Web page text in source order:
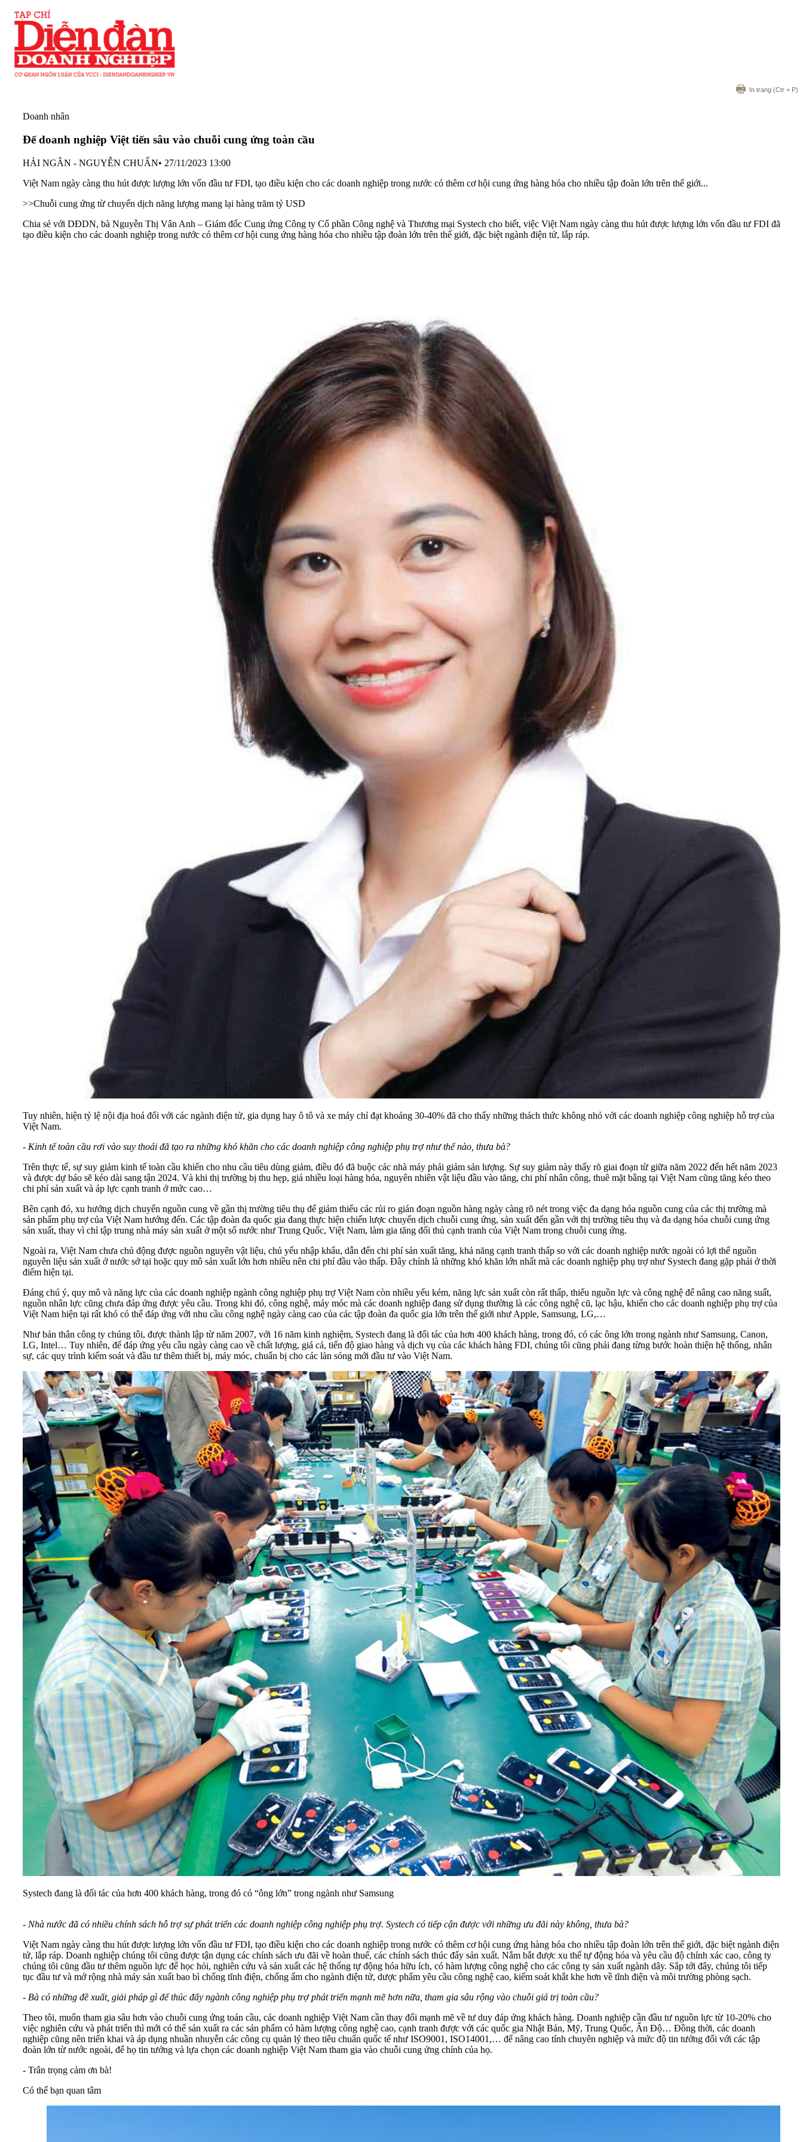
In trang (Ctr + P)
Doanh nhân
Để doanh nghiệp Việt tiến sâu vào chuỗi cung ứng toàn cầu
HẢI NGÂN - NGUYỄN CHUẨN• 27/11/2023 13:00
Việt Nam ngày càng thu hút được lượng lớn vốn đầu tư FDI, tạo điều kiện cho các doanh nghiệp trong nước có thêm cơ hội cung ứng hàng hóa cho nhiều tập đoàn lớn trên thế giới...
>>Chuỗi cung ứng từ chuyển dịch năng lượng mang lại hàng trăm tỷ USD
Chia sẻ với DĐDN, bà Nguyễn Thị Vân Anh – Giám đốc Cung ứng Công ty Cổ phần Công nghệ và Thương mại Systech cho biết, việc Việt Nam ngày càng thu hút được lượng lớn vốn đầu tư FDI đã
tạo điều kiện cho các doanh nghiệp trong nước có thêm cơ hội cung ứng hàng hóa cho nhiều tập đoàn lớn trên thế giới, đặc biệt ngành điện tử, lắp ráp.
Tuy nhiên, hiện tỷ lệ nội địa hoá đối với các ngành điện tử, gia dụng hay ô tô và xe máy chỉ đạt khoảng 30-40% đã cho thấy những thách thức không nhỏ với các doanh nghiệp công nghiệp hỗ trợ của
Việt Nam.
- Kinh tế toàn cầu rơi vào suy thoái đã tạo ra những khó khăn cho các doanh nghiệp công nghiệp phụ trợ như thế nào, thưa bà?
Trên thực tế, sự suy giảm kinh tế toàn cầu khiến cho nhu cầu tiêu dùng giảm, điều đó đã buộc các nhà máy phải giảm sản lượng. Sự suy giảm này thấy rõ giai đoạn từ giữa năm 2022 đến hết năm 2023
và được dự báo sẽ kéo dài sang tận 2024. Và khi thị trường bị thu hẹp, giá nhiều loại hàng hóa, nguyên nhiên vật liệu đầu vào tăng, chi phí nhân công, thuê mặt bằng tại Việt Nam cũng tăng kéo theo
chi phí sản xuất và áp lực cạnh tranh ở mức cao…
Bên cạnh đó, xu hướng dịch chuyển nguồn cung về gần thị trường tiêu thụ để giảm thiểu các rủi ro gián đoạn nguồn hàng ngày càng rõ nét trong việc đa dạng hóa nguồn cung của các thị trường mà
sản phẩm phụ trợ của Việt Nam hướng đến. Các tập đoàn đa quốc gia đang thực hiện chiến lược chuyển dịch chuỗi cung ứng, sản xuất đến gần với thị trường tiêu thụ và đa dạng hóa chuỗi cung ứng
sản xuất, thay vì chỉ tập trung nhà máy sản xuất ở một số nước như Trung Quốc, Việt Nam, làm gia tăng đối thủ cạnh tranh của Việt Nam trong chuỗi cung ứng.
Ngoài ra, Việt Nam chưa chủ động được nguồn nguyên vật liệu, chủ yếu nhập khẩu, dẫn đến chi phí sản xuất tăng, khả năng cạnh tranh thấp so với các doanh nghiệp nước ngoài có lợi thế nguồn
nguyên liệu sản xuất ở nước sở tại hoặc quy mô sản xuất lớn hơn nhiều nên chi phí đầu vào thấp. Đây chính là những khó khăn lớn nhất mà các doanh nghiệp phụ trợ như Systech đang gặp phải ở thời
điểm hiện tại.
Đáng chú ý, quy mô và năng lực của các doanh nghiệp ngành công nghiệp phụ trợ Việt Nam còn nhiều yếu kém, năng lực sản xuất còn rất thấp, thiếu nguồn lực và công nghệ để nâng cao năng suất,
nguồn nhân lực cũng chưa đáp ứng được yêu cầu. Trong khi đó, công nghệ, máy móc mà các doanh nghiệp đang sử dụng thường là các công nghệ cũ, lạc hậu, khiến cho các doanh nghiệp phụ trợ của
Việt Nam hiện tại rất khó có thể đáp ứng với nhu cầu công nghệ ngày càng cao của các tập đoàn đa quốc gia lớn trên thế giới như Apple, Samsung, LG,…
Như bản thân công ty chúng tôi, được thành lập từ năm 2007, với 16 năm kinh nghiệm, Systech đang là đối tác của hơn 400 khách hàng, trong đó, có các ông lớn trong ngành như Samsung, Canon,
LG, Intel… Tuy nhiên, để đáp ứng yêu cầu ngày càng cao về chất lượng, giá cả, tiến độ giao hàng và dịch vụ của các khách hàng FDI, chúng tôi cũng phải đang từng bước hoàn thiện hệ thống, nhân
sự, các quy trình kiểm soát và đầu tư thêm thiết bị, máy móc, chuẩn bị cho các làn sóng mới đầu tư vào Việt Nam.
Systech đang là đối tác của hơn 400 khách hàng, trong đó có “ông lớn” trong ngành như Samsung
- Nhà nước đã có nhiều chính sách hỗ trợ sự phát triển các doanh nghiệp công nghiệp phụ trợ. Systech có tiếp cận được với những ưu đãi này không, thưa bà?
Việt Nam ngày càng thu hút được lượng lớn vốn đầu tư FDI, tạo điều kiện cho các doanh nghiệp trong nước có thêm cơ hội cung ứng hàng hóa cho nhiều tập đoàn lớn trên thế giới, đặc biệt ngành điện
tử, lắp ráp. Doanh nghiệp chúng tôi cũng được tận dụng các chính sách ưu đãi về hoàn thuế, các chính sách thúc đẩy sản xuất. Nắm bắt được xu thế tự động hóa và yêu cầu độ chính xác cao, công ty
chúng tôi cũng đầu tư thêm nguồn lực để học hỏi, nghiên cứu và sản xuất các hệ thống tự động hóa hữu ích, có hàm lượng công nghệ cho các công ty sản xuất ngành dây. Sắp tới đây, chúng tôi tiếp
tục đầu tư và mở rộng nhà máy sản xuất bao bì chống tĩnh điện, chống ẩm cho ngành điện tử, dược phẩm yêu cầu công nghệ cao, kiểm soát khắt khe hơn về tĩnh điện và môi trường phòng sạch.
- Bà có những đề xuất, giải pháp gì để thúc đẩy ngành công nghiệp phụ trợ phát triển mạnh mẽ hơn nữa, tham gia sâu rộng vào chuỗi giá trị toàn cầu?
Theo tôi, muốn tham gia sâu hơn vào chuỗi cung ứng toán cầu, các doanh nghiệp Việt Nam cần thay đổi mạnh mẽ về tư duy đáp ứng khách hàng. Doanh nghiệp cần đầu tư nguồn lực từ 10-20% cho
việc nghiên cứu và phát triển thì mới có thể sản xuất ra các sản phẩm có hàm lượng công nghệ cao, cạnh tranh được với các quốc gia Nhật Bản, Mỹ, Trung Quốc, Ấn Độ… Đồng thời, các doanh
nghiệp cũng nên triển khai và áp dụng nhuần nhuyễn các công cụ quản lý theo tiêu chuẩn quốc tế như ISO9001, ISO14001,… để nâng cao tính chuyên nghiệp và mức độ tin tưởng đối với các tập
đoàn lớn từ nước ngoài, để họ tin tưởng và lựa chọn các doanh nghiệp Việt Nam tham gia vào chuỗi cung ứng chính của họ.
- Trân trọng cảm ơn bà!
Có thể bạn quan tâm